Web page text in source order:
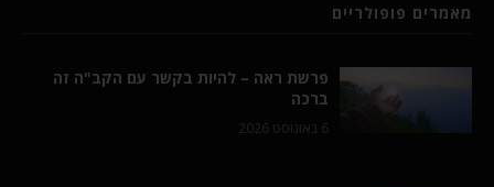
מאמרים פופולריים
פרשת ראה – להיות בקשר עם הקב"ה זה
ברכה
6 באוגוסט 2026